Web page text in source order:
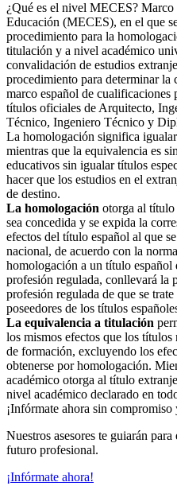
¿Qué es el nivel MECES?
Educación (MECES), en el que
procedimiento para la
titulación y a nivel académico
convalidación de estudios
procedimiento para determinar la
marco español de cualificaciones
títulos oficiales de Arquitecto,
Técnico, Ingeniero Técnico y
La homologación significa
mientras que la equivalencia es
educativos sin igualar títulos
hacer que los estudios en el
de destino.
La homologación otorga al título
sea concedida y se expida la
efectos del título español al que
nacional, de acuerdo con la
homologación a un título español
profesión regulada, conllevará la
profesión regulada de que se
poseedores de los títulos
La equivalencia a titulación
los mismos efectos que los títulos
de formación, excluyendo los
obtenerse por homologación.
académico otorga al título
nivel académico declarado en
¡Infórmate ahora sin
Nuestros asesores te guiarán
futuro profesional.
¡Infórmate ahora!